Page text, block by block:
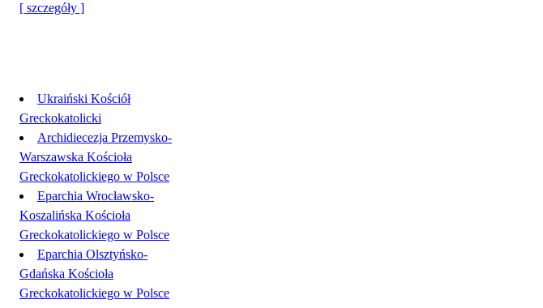
[ szczegóły ]
Ukraiński Kościół
Greckokatolicki
Archidiecezja Przemysko-
Warszawska Kościoła
Greckokatolickiego w Polsce
Eparchia Wrocławsko-
Koszalińska Kościoła
Greckokatolickiego w Polsce
Eparchia Olsztyńsko-
Gdańska Kościoła
Greckokatolickiego w Polsce